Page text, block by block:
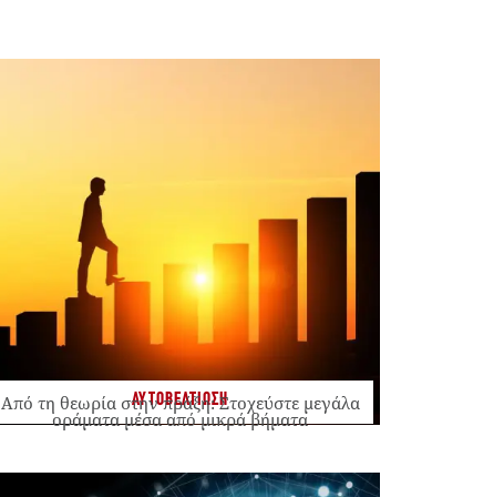
ΑΥΤΟΒΕΛΤΙΩΣΗ
Από τη θεωρία στην πράξη: Στοχεύστε μεγάλα
οράματα μέσα από μικρά βήματα